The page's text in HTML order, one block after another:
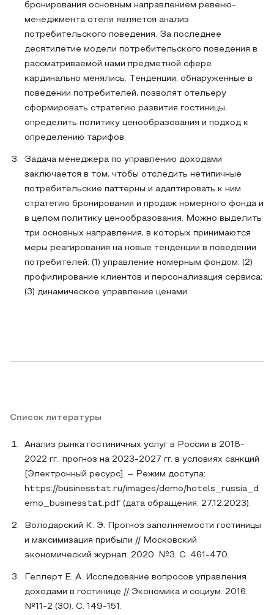
бронирования основным направлением ревеню-
менеджмента отеля является анализ
потребительского поведения. За последнее
десятилетие модели потребительского поведения в
рассматриваемой нами предметной сфере
кардинально менялись. Тенденции, обнаруженные в
поведении потребителей, позволят отельеру
сформировать стратегию развития гостиницы,
определить политику ценообразования и подход к
определению тарифов.
Задача менеджера по управлению доходами
заключается в том, чтобы отследить нетипичные
потребительские паттерны и адаптировать к ним
стратегию бронирования и продаж номерного фонда и
в целом политику ценообразования. Можно выделить
три основных направления, в которых принимаются
меры реагирования на новые тенденции в поведении
потребителей: (1) управление номерным фондом; (2)
профилирование клиентов и персонализация сервиса;
(3) динамическое управление ценами.
Список литературы
Анализ рынка гостиничных услуг в России в 2018-
2022 гг., прогноз на 2023-2027 гг. в условиях санкций
[Электронный ресурс]. – Режим доступа:
https://businesstat.ru/images/demo/hotels_russia_d
emo_businesstat.pdf (дата обращения: 27.12.2023).
Володарский К. Э. Прогноз заполняемости гостиницы
и максимизация прибыли // Московский
экономический журнал. 2020. №3. С. 461-470.
Геллерт Е. А. Исследование вопросов управления
доходами в гостинице // Экономика и социум. 2016.
№11-2 (30). С. 149-151.